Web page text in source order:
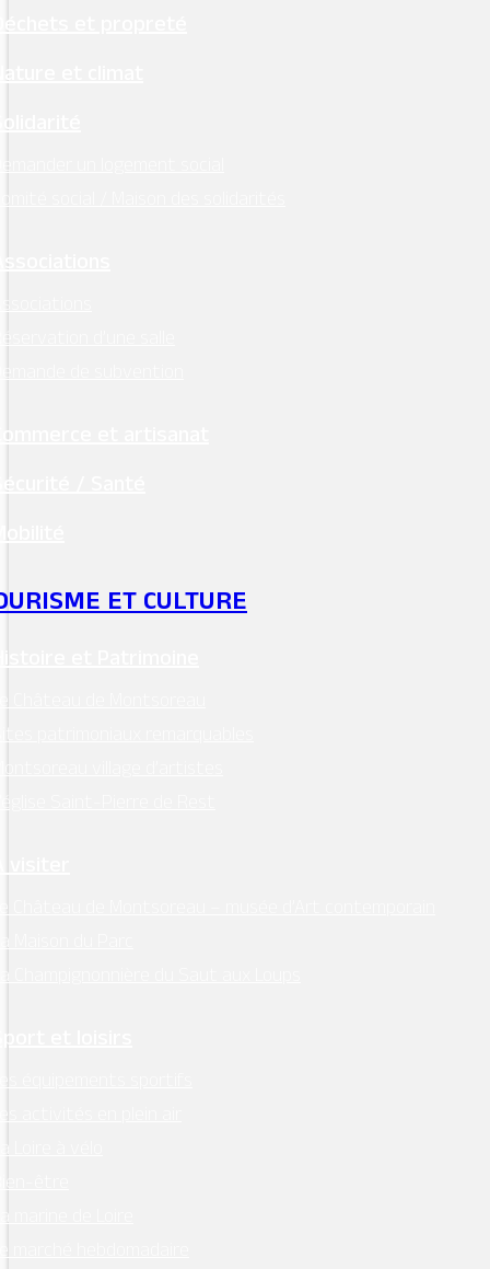
et propreté
et climat
un logement social
social / Maison des solidarités
d’une salle
de subvention
et artisanat
/ Santé
ET CULTURE
et Patrimoine
Château de Montsoreau
patrimoniaux remarquables
village d’artistes
Saint-Pierre de Rest
visiter
Château de Montsoreau – musée d’Art contemporain
Maison du Parc
Champignonnière du Saut aux Loups
et loisirs
équipements sportifs
activités en plein air
Loire à vélo
être
marine de Loire
marché hebdomadaire